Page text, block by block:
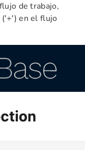
de trabajo,
('+') en el flujo